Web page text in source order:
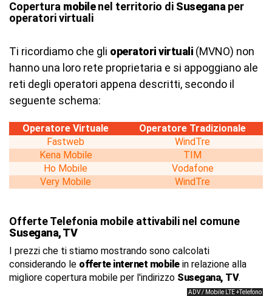
Copertura mobilenel territorio di Susegana per
operatori virtuali
Ti ricordiamo che gli operatori virtuali (MVNO) non
hanno una loro rete proprietaria e si appoggiano ale
reti degli operatori appena descritti, secondo il
seguente schema:
Operatore Virtuale
Operatore Tradizionale
Fastweb
WindTre
Kena Mobile
TIM
Ho Mobile
Vodafone
Very Mobile
WindTre
Offerte Telefonia mobile attivabili nel comune
Susegana, TV
I prezzi che ti stiamo mostrando sono calcolati
considerando le offerte internet mobilein relazione alla
migliore copertura mobile per l'indirizzo Susegana, TV.
ADV / Mobile LTE +Telefono